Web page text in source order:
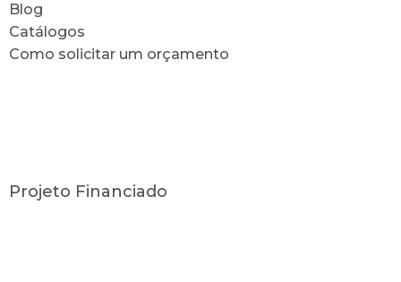
Blog
Catálogos
Como solicitar um orçamento
Projeto Financiado